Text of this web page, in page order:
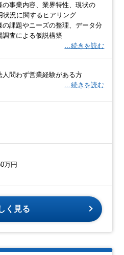
の事業内容、業界特性、現状の
状況に関するヒアリング
の課題やニーズの整理、データ分
調査による仮説構築
…続きを読む
人問わず営業経験がある方
…続きを読む
万円
く見る